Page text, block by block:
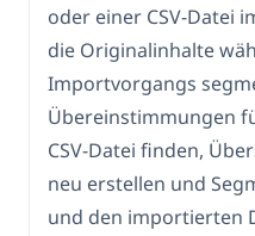
oder einer CSV-Datei
die Originalinhalte
Importvorgangs
Übereinstimmungen
CSV-Datei finden,
neu erstellen und
und den importierten